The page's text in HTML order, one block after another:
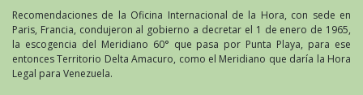
Recomendaciones de la Oficina Internacional de la Hora, con sede en
Paris, Francia, condujeron al gobierno a decretar el 1 de enero de 1965,
la escogencia del Meridiano 60° que pasa por Punta Playa, para ese
entonces Territorio Delta Amacuro, como el Meridiano que daría la Hora
Legal para Venezuela.